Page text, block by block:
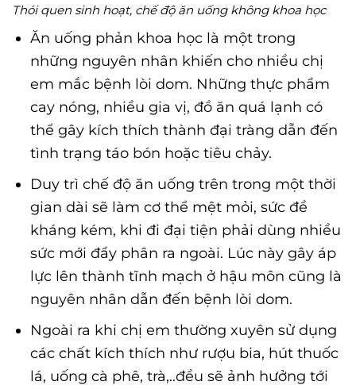
Thói quen sinh hoạt, chế độ ăn uống không khoa học
Ăn uống phản khoa học là một trong
những nguyên nhân khiến cho nhiều chị
em mắc bệnh lòi dom. Những thực phẩm
cay nóng, nhiều gia vị, đồ ăn quá lạnh có
thể gây kích thích thành đại tràng dẫn đến
tình trạng táo bón hoặc tiêu chảy.
Duy trì chế độ ăn uống trên trong một thời
gian dài sẽ làm cơ thể mệt mỏi, sức đề
kháng kém, khi đi đại tiện phải dùng nhiều
sức mới đẩy phân ra ngoài. Lúc này gây áp
lực lên thành tĩnh mạch ở hậu môn cũng là
nguyên nhân dẫn đến bệnh lòi dom.
Ngoài ra khi chị em thường xuyên sử dụng
các chất kích thích như rượu bia, hút thuốc
lá, uống cà phê, trà,..đều sẽ ảnh hưởng tới